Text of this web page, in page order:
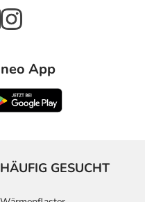
App
HÄUFIG GESUCHT